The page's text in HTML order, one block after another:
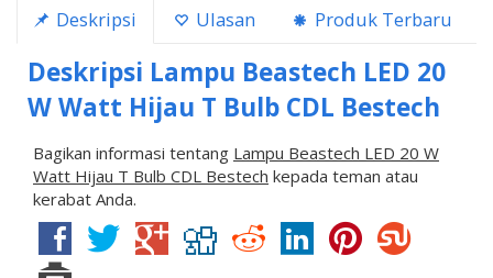
Deskripsi Ulasan Produk Terbaru
Deskripsi Lampu Beastech LED 20
W Watt Hijau T Bulb CDL Bestech
Bagikan informasi tentang Lampu Beastech LED 20 W
Watt Hijau T Bulb CDL Bestech kepada teman atau
kerabat Anda.